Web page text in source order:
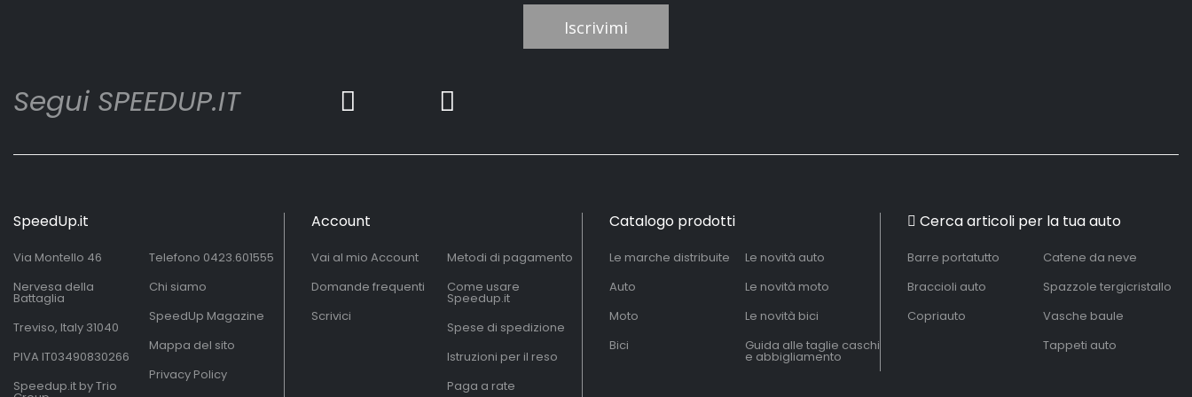
Iscrivimi
Segui SPEEDUP.IT
SpeedUp.it
Via Montello 46
Nervesa della
Battaglia
Treviso, Italy 31040
PIVA IT03490830266
Speedup.it by Trio
Telefono 0423.601555
Chi siamo
SpeedUp Magazine
Mappa del sito
Privacy Policy
Account
Vai al mio Account
Domande frequenti
Scrivici
Metodi di pagamento
Come usare
Speedup.it
Spese di spedizione
Istruzioni per il reso
Paga a rate
Catalogo prodotti
Le marche distribuite
Auto
Moto
Bici
Le novità auto
Le novità moto
Le novità bici
Guida alle taglie caschi
e abbigliamento
Cerca articoli per la tua auto
Barre portatutto
Braccioli auto
Copriauto
Catene da neve
Spazzole tergicristallo
Vasche baule
Tappeti auto